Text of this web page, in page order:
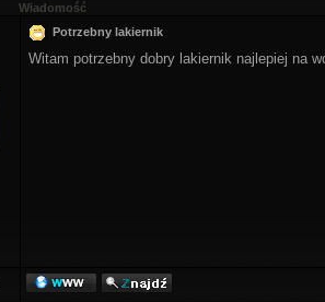
Wiadomość
Potrzebny lakiernik
Witam potrzebny dobry lakiernik najlepiej na